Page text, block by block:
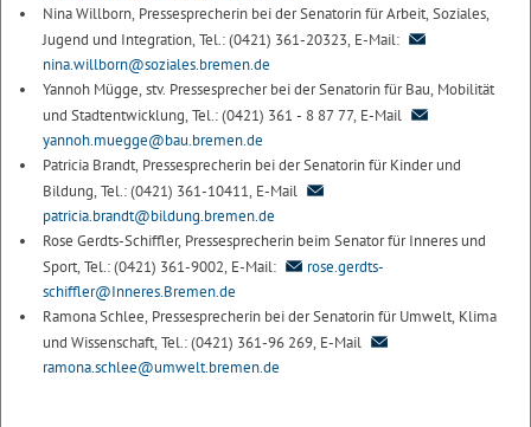
Nina Willborn, Pressesprecherin bei der Senatorin für Arbeit, Soziales,
Jugend und Integration, Tel.: (0421) 361-20323, E-Mail:
nina.willborn@soziales.bremen.de
Yannoh Mügge, stv. Pressesprecher bei der Senatorin für Bau, Mobilität
und Stadtentwicklung, Tel.: (0421) 361 - 8 87 77, E-Mail
yannoh.muegge@bau.bremen.de
Patricia Brandt, Pressesprecherin bei der Senatorin für Kinder und
Bildung, Tel.: (0421) 361-10411, E-Mail
patricia.brandt@bildung.bremen.de
Rose Gerdts-Schiffler, Pressesprecherin beim Senator für Inneres und
Sport, Tel.: (0421) 361-9002, E-Mail:
rose.gerdts-
schiffler@Inneres.Bremen.de
Ramona Schlee, Pressesprecherin bei der Senatorin für Umwelt, Klima
und Wissenschaft, Tel.: (0421) 361-96 269, E-Mail
ramona.schlee@umwelt.bremen.de